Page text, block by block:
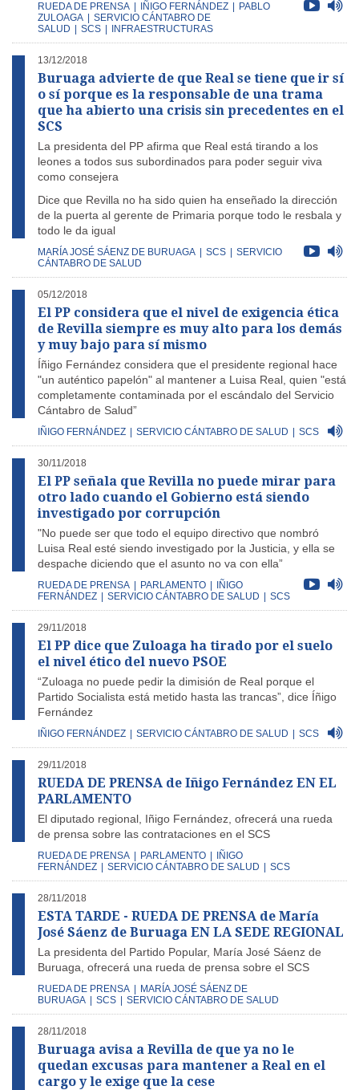
RUEDA DE PRENSA IÑIGO FERNÁNDEZ
PABLO
ZULOAGA
SERVICIO CÁNTABRO DE
SALUD
SCS INFRAESTRUCTURAS
13/12/2018
Buruaga advierte de que Real se tiene que ir sí
o sí porque es la responsable de una trama
que ha abierto una crisis sin precedentes en el
SCS
La presidenta del PP afirma que Real está tirando a los
leones a todos sus subordinados para poder seguir viva
como consejera
Dice que Revilla no ha sido quien ha enseñado la dirección
de la puerta al gerente de Primaria porque todo le resbala y
todo le da igual
MARÍA JOSÉ SÁENZ DE BURUAGA SCS
SERVICIO
CÁNTABRO DE SALUD
05/12/2018
El PP considera que el nivel de exigencia ética
de Revilla siempre es muy alto para los demás
y muy bajo para sí mismo
Íñigo Fernández considera que el presidente regional hace
"un auténtico papelón" al mantener a Luisa Real, quien "está
completamente contaminada por el escándalo del Servicio
Cántabro de Salud”
IÑIGO FERNÁNDEZ SERVICIO CÁNTABRO DE SALUD SCS
30/11/2018
El PP señala que Revilla no puede mirar para
otro lado cuando el Gobierno está siendo
investigado por corrupción
"No puede ser que todo el equipo directivo que nombró
Luisa Real esté siendo investigado por la Justicia, y ella se
despache diciendo que el asunto no va con ella”
RUEDA DE PRENSA PARLAMENTO
IÑIGO
FERNÁNDEZ
SERVICIO CÁNTABRO DE SALUD SCS
29/11/2018
El PP dice que Zuloaga ha tirado por el suelo
el nivel ético del nuevo PSOE
“Zuloaga no puede pedir la dimisión de Real porque el
Partido Socialista está metido hasta las trancas”, dice Íñigo
Fernández
IÑIGO FERNÁNDEZ SERVICIO CÁNTABRO DE SALUD SCS
29/11/2018
RUEDA DE PRENSA de Iñigo Fernández EN EL
PARLAMENTO
El diputado regional, Iñigo Fernández, ofrecerá una rueda
de prensa sobre las contrataciones en el SCS
RUEDA DE PRENSA PARLAMENTO
IÑIGO
FERNÁNDEZ
SERVICIO CÁNTABRO DE SALUD SCS
28/11/2018
ESTA TARDE - RUEDA DE PRENSA de María
José Sáenz de Buruaga EN LA SEDE REGIONAL
La presidenta del Partido Popular, María José Sáenz de
Buruaga, ofrecerá una rueda de prensa sobre el SCS
RUEDA DE PRENSA
MARÍA JOSÉ SÁENZ DE
BURUAGA
SCS SERVICIO CÁNTABRO DE SALUD
28/11/2018
Buruaga avisa a Revilla de que ya no le
quedan excusas para mantener a Real en el
cargo y le exige que la cese